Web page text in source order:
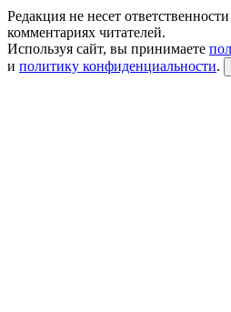
Редакция не несет
комментариях читателей.
Используя сайт, вы принимаете
и политику конфиденциальности.